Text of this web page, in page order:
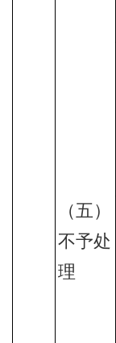
（五）
不予处
理